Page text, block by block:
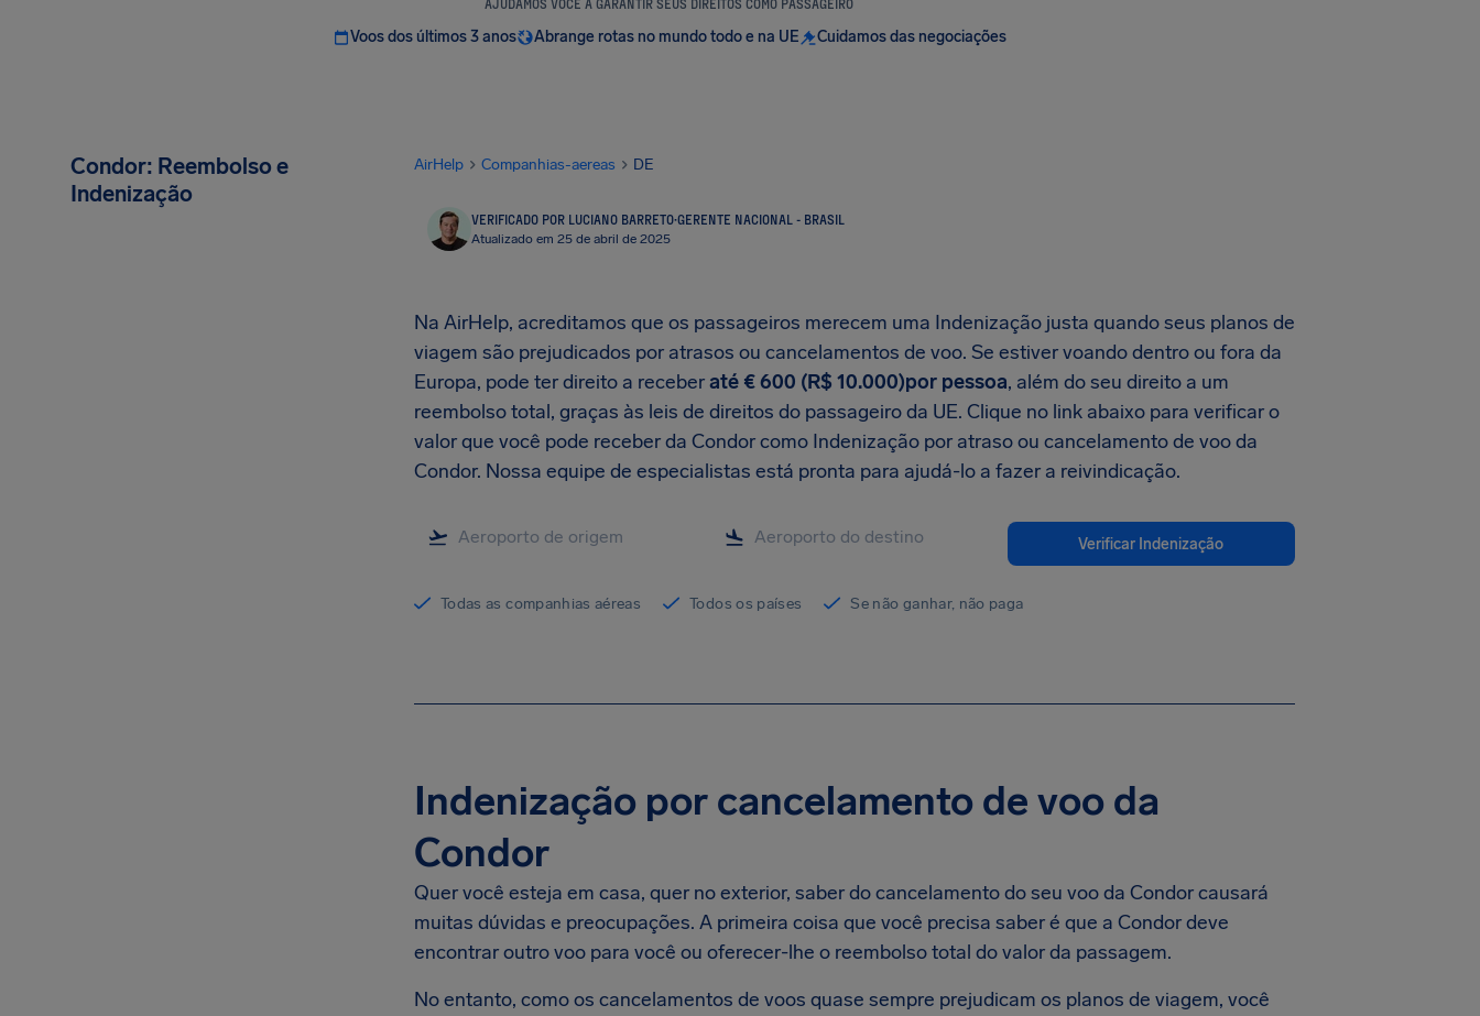
AJUDAMOS VOCÊ A GARANTIR SEUS DIREITOS COMO PASSAGEIRO
Voos dos últimos 3 anos Abrange rotas no mundo todo e na UE Cuidamos das negociações
Condor: Reembolso e
Indenização
AirHelp Companhias-aereas DE
VERIFICADO POR LUCIANO BARRETO·GERENTE NACIONAL - BRASIL
Atualizado em 25 de abril de 2025
Na AirHelp, acreditamos que os passageiros merecem uma Indenização justa quando seus planos de
viagem são prejudicados por atrasos ou cancelamentos de voo. Se estiver voando dentro ou fora da
Europa, pode ter direito a receberaté € 600 (R$ 10.000)por pessoa, além do seu direito a um
reembolso total, graças às leis de direitos do passageiro da UE. Clique no link abaixo para verificar o
valor que você pode receber da Condor como Indenização por atraso ou cancelamento de voo da
Condor. Nossa equipe de especialistas está pronta para ajudá-lo a fazer a reivindicação.
Verificar Indenização
Todas as companhias aéreas Todos os países Se não ganhar, não paga
Indenização por cancelamento de voo da
Condor
Quer você esteja em casa, quer no exterior, saber do cancelamento do seu voo da Condor causará
muitas dúvidas e preocupações. A primeira coisa que você precisa saber é que a Condor deve
encontrar outro voo para você ou oferecer-lhe o reembolso total do valor da passagem.
No entanto, como os cancelamentos de voos quase sempre prejudicam os planos de viagem, você